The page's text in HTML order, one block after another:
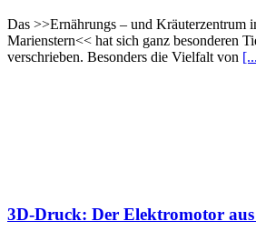
Das >>Ernährungs – und Kräuterzentrum
Marienstern<< hat sich ganz besonderen
verschrieben. Besonders die Vielfalt von
3D-Druck: Der Elektromotor